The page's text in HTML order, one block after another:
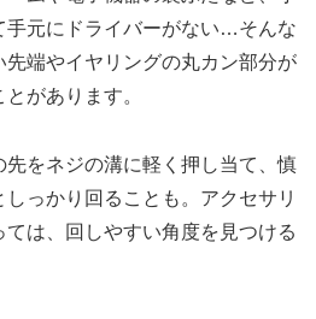
手元にドライバーがない…そんな
先端やイヤリングの丸カン部分が
があります。
をネジの溝に軽く押し当て、慎
っかり回ることも。アクセサリ
は、回しやすい角度を見つける